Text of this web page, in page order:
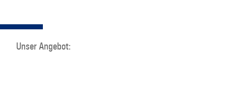
Unser Angebot: